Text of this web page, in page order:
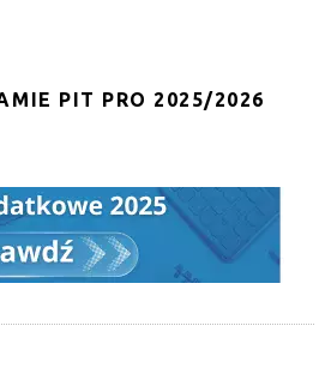
PIT PRO 2025/2026